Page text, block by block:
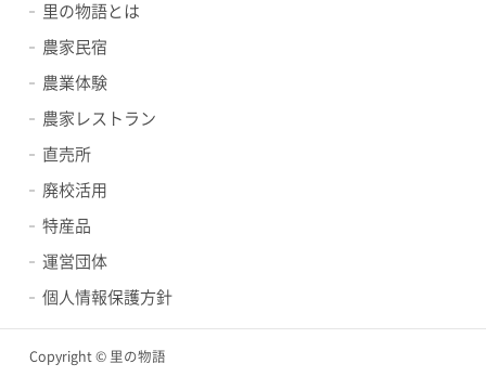
里の物語とは
農家民宿
農業体験
農家レストラン
直売所
廃校活用
特産品
運営団体
個人情報保護方針
Copyright © 里の物語